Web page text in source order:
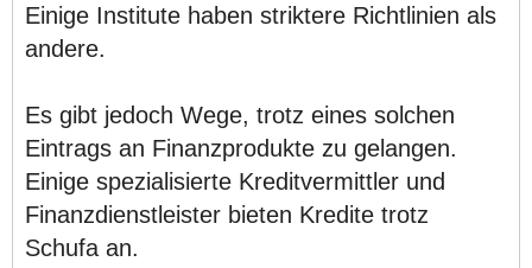
Einige Institute haben striktere Richtlinien als
andere.
Es gibt jedoch Wege, trotz eines solchen
Eintrags an Finanzprodukte zu gelangen.
Einige spezialisierte Kreditvermittler und
Finanzdienstleister bieten Kredite trotz
Schufa an.